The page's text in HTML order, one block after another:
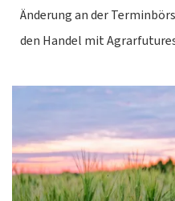
Änderung an der
den Handel mit